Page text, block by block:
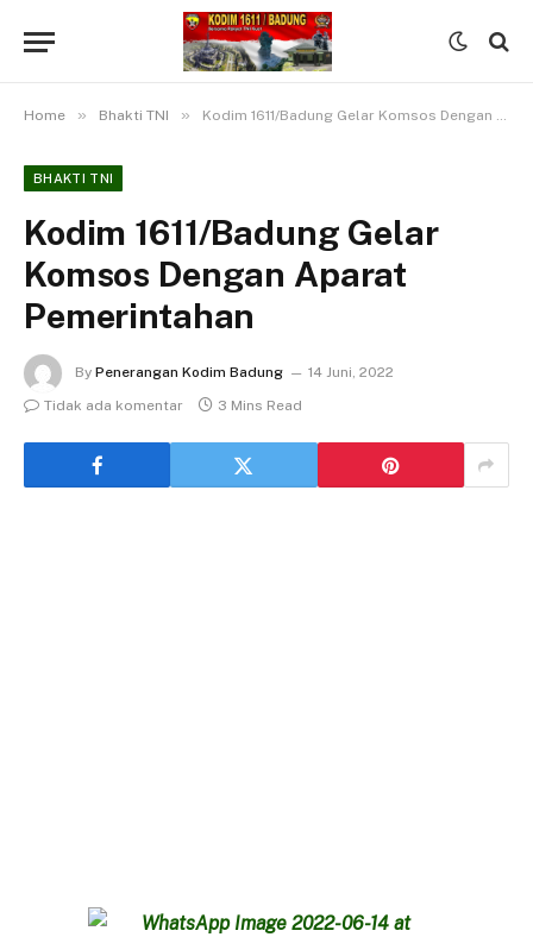
Home » Bhakti TNI » Kodim 1611/Badung Gelar Komsos Dengan Aparat Pemerintahan
BHAKTI TNI
Kodim 1611/Badung Gelar
Komsos Dengan Aparat
Pemerintahan
By Penerangan Kodim Badung
14 Juni, 2022
Tidak ada komentar
3 Mins Read